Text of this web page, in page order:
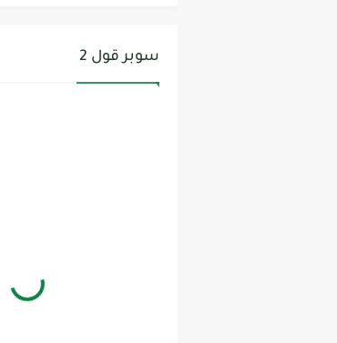
سوبر قول 2